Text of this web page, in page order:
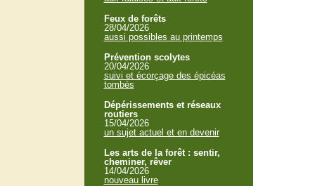
Feux de forêts
28/04/2026
aussi possibles au printemps
Prévention scolytes
20/04/2026
suivi et écorçage des épicéas
tombés
Dépérissements et réseaux
routiers
15/04/2026
un sujet actuel et en devenir
Les arts de la forêt : sentir,
cheminer, rêver
14/04/2026
nouveau livre